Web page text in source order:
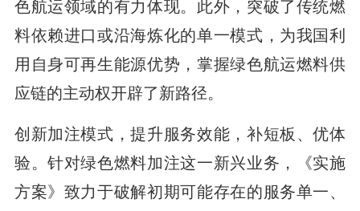
色航运领域的有力体现。此外，突破了传统燃
料依赖进口或沿海炼化的单一模式，为我国利
用自身可再生能源优势，掌握绿色航运燃料供
应链的主动权开辟了新路径。
创新加注模式，提升服务效能，补短板、优体
验。针对绿色燃料加注这一新兴业务，《实施
方案》致力于破解初期可能存在的服务单一、